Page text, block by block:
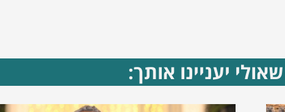
יעניינו אותך: